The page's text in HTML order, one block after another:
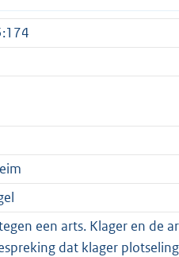
een arts. Klager en de
dat klager